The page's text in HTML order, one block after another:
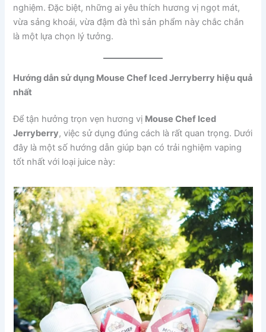
nghiệm. Đặc biệt, những ai yêu thích hương vị ngọt mát,
vừa sảng khoái, vừa đậm đà thì sản phẩm này chắc chắn
là một lựa chọn lý tưởng.
Hướng dẫn sử dụng Mouse Chef Iced Jerryberry hiệu quả
nhất
Để tận hưởng trọn vẹn hương vị Mouse Chef Iced
Jerryberry, việc sử dụng đúng cách là rất quan trọng. Dưới
đây là một số hướng dẫn giúp bạn có trải nghiệm vaping
tốt nhất với loại juice này: